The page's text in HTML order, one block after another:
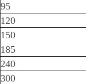
95
120
150
185
240
300